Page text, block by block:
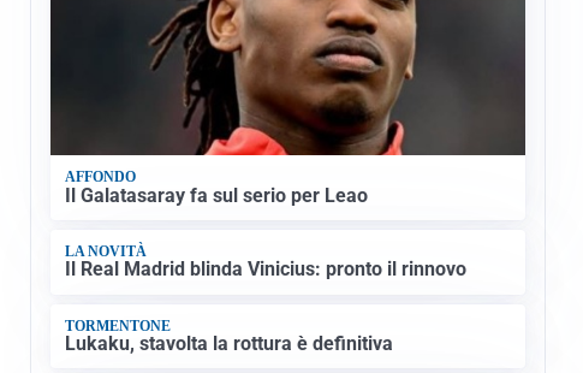
AFFONDO
Il Galatasaray fa sul serio per Leao
LA NOVITÀ
Il Real Madrid blinda Vinicius: pronto il rinnovo
TORMENTONE
Lukaku, stavolta la rottura è definitiva